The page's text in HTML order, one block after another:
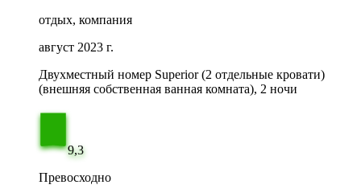
отдых, компания
август 2023 г.
Двухместный номер Superior (2 отдельные кровати)
(внешняя собственная ванная комната), 2 ночи
9,3
Превосходно